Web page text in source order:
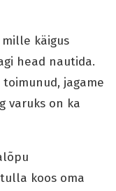
käigus
head nautida.
jagame
varuks on ka
koos oma